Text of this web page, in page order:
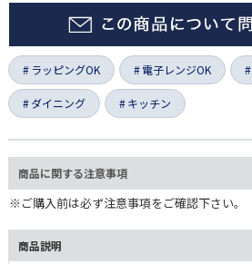
ラッピングOK 電子レンジOK
ダイニング キッチン
商品に関する注意事項
※ご購入前は必ず注意事項をご確認下さい。
商品説明